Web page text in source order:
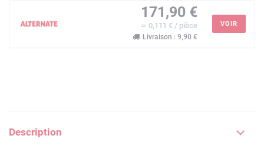
171,90 €
≃ 0,111 € / pièce
Livraison : 9,90 €
VOIR
Description